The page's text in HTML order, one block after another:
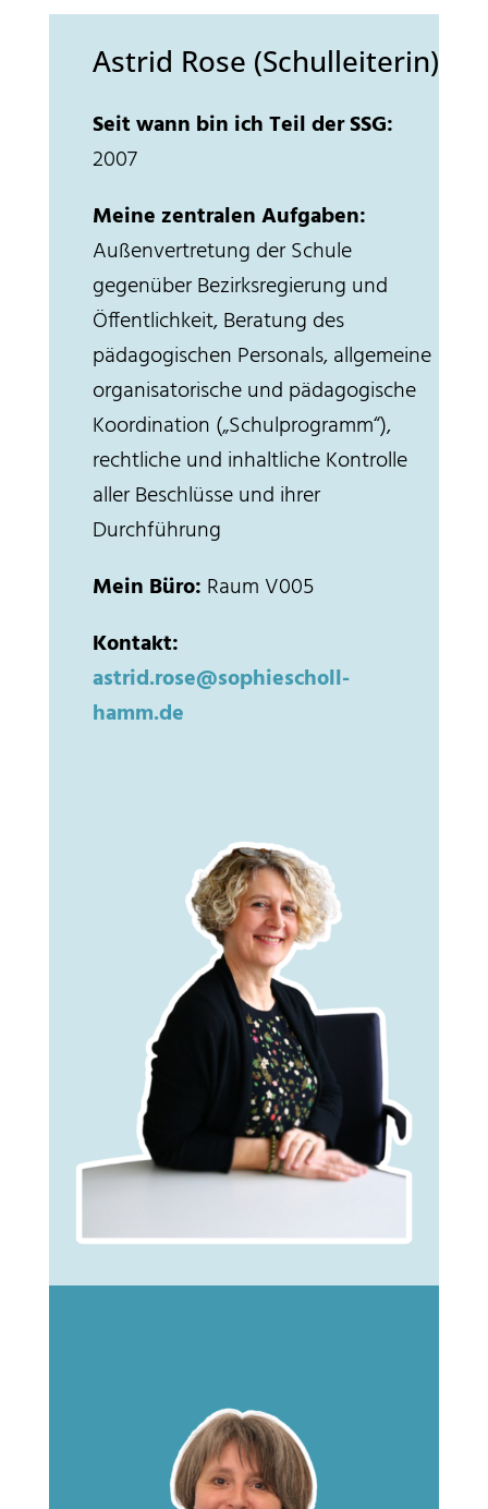
Astrid Rose (Schulleiterin)
Seit wann bin ich Teil der SSG:
2007
Meine zentralen Aufgaben:
Außenvertretung der Schule
gegenüber Bezirksregierung und
Öffentlichkeit, Beratung des
pädagogischen Personals, allgemeine
organisatorische und pädagogische
Koordination („Schulprogramm“),
rechtliche und inhaltliche Kontrolle
aller Beschlüsse und ihrer
Durchführung
Mein Büro: Raum V005
Kontakt:
astrid.rose@sophiescholl-
hamm.de